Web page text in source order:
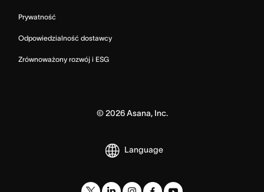
Prywatność
Odpowiedzialność dostawcy
Zrównoważony rozwój i ESG
© 2026Asana, Inc.
Language